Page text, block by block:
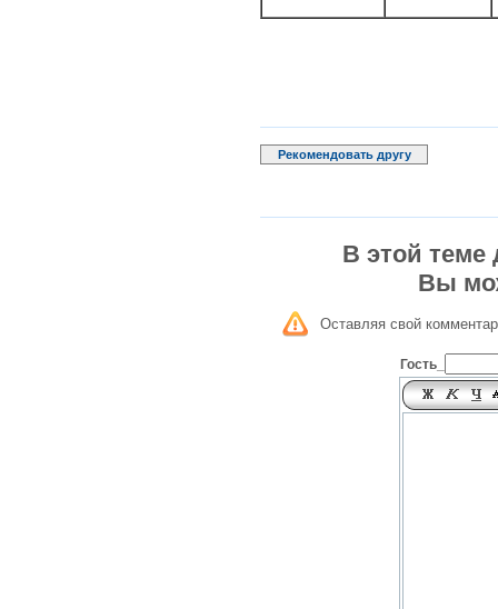
Рекомендовать другу
В этой теме
Вы
Оставляя свой
Гость_